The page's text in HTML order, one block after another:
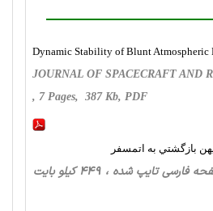
Dynamic Stability of Blunt Atmospheric
JOURNAL OF SPACECRAFT AND
, 7 Pages, 387 Kb, PDF
بازگشتي به اتمسفر
، طراحی‌ جامدات، 26 صفحه فارسی تایپ شده ، 449 کیلو بایت